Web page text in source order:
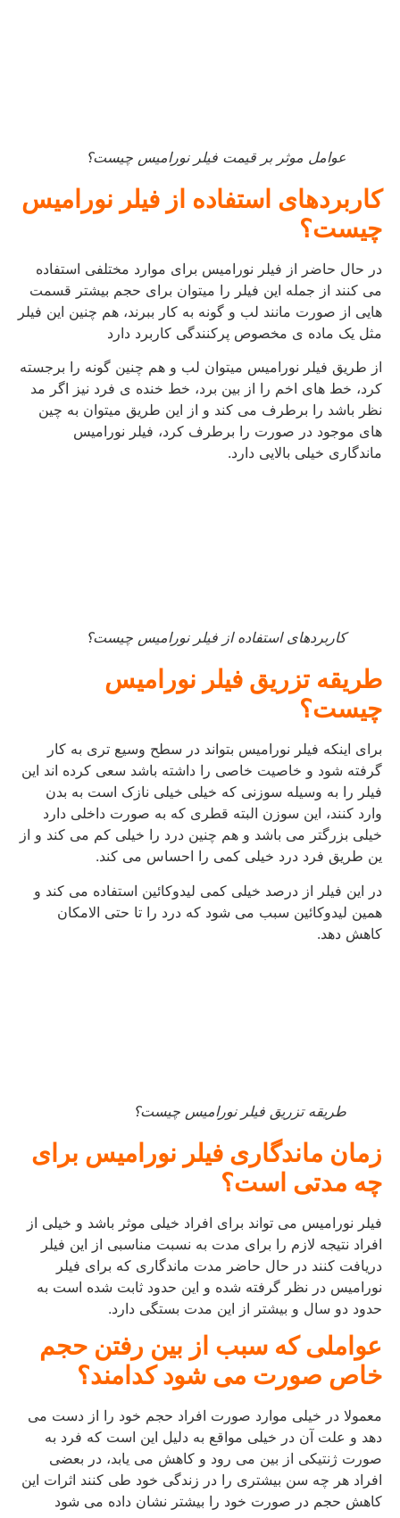
عوامل موثر بر قیمت فیلر نورامیس چیست؟
کاربردهای استفاده از فیلر نورامیس
چیست؟
در حال حاضر از فیلر نورامیس برای موارد مختلفی استفاده
می کنند از جمله این فیلر را میتوان برای حجم بیشتر قسمت
هایی از صورت مانند لب و گونه به کار ببرند، هم چنین این فیلر
مثل یک ماده ی مخصوص پرکنندگی کاربرد دارد
از طریق فیلر نورامیس میتوان لب و هم چنین گونه را برجسته
کرد، خط های اخم را از بین برد، خط خنده ی فرد نیز اگر مد
نظر باشد را برطرف می کند و از این طریق میتوان به چین
های موجود در صورت را برطرف کرد، فیلر نورامیس
ماندگاری خیلی بالایی دارد.
کاربردهای استفاده از فیلر نورامیس چیست؟
طریقه تزریق فیلر نورامیس
چیست؟
برای اینکه فیلر نورامیس بتواند در سطح وسیع تری به کار
گرفته شود و خاصیت خاصی را داشته باشد سعی کرده اند این
فیلر را به وسیله سوزنی که خیلی خیلی نازک است به بدن
وارد کنند، این سوزن البته قطری که به صورت داخلی دارد
خیلی بزرگتر می باشد و هم چنین درد را خیلی کم می کند و از
ین طریق فرد درد خیلی کمی را احساس می کند.
در این فیلر از درصد خیلی کمی لیدوکائین استفاده می کند و
همین لیدوکائین سبب می شود که درد را تا حتی الامکان
کاهش دهد.
طریقه تزریق فیلر نورامیس چیست؟
زمان ماندگاری فیلر نورامیس برای
چه مدتی است؟
فیلر نورامیس می تواند برای افراد خیلی موثر باشد و خیلی از
افراد نتیجه لازم را برای مدت به نسبت مناسبی از این فیلر
دریافت کنند در حال حاضر مدت ماندگاری که برای فیلر
نورامیس در نظر گرفته شده و این حدود ثابت شده است به
حدود دو سال و بیشتر از این مدت بستگی دارد.
عواملی که سبب از بین رفتن حجم
خاص صورت می شود کدامند؟
معمولا در خیلی موارد صورت افراد حجم خود را از دست می
دهد و علت آن در خیلی مواقع به دلیل این است که فرد به
صورت ژنتیکی از بین می رود و کاهش می یابد، در بعضی
افراد هر چه سن بیشتری را در زندگی خود طی کنند اثرات این
کاهش حجم در صورت خود را بیشتر نشان داده می شود